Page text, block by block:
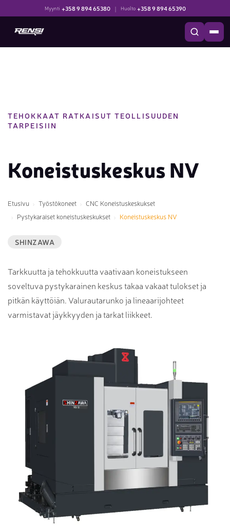
Myynti +358 9 894 65380 | Huolto +358 9 894 65390
TEHOKKAAT RATKAISUT TEOLLISUUDEN
TARPEISIIN
Koneistuskeskus NV
Etusivu Työstökoneet
CNC Koneistuskeskukset
Pystykaraiset koneistuskeskukset
Koneistuskeskus NV
SHINZAWA
Tarkkuutta ja tehokkuutta vaativaan koneistukseen
soveltuva pystykarainen keskus takaa vakaat tulokset ja
pitkän käyttöiän. Valurautarunko ja lineaarijohteet
varmistavat jäykkyyden ja tarkat liikkeet.